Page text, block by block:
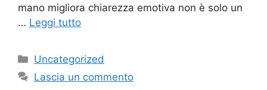
mano migliora chiarezza emotiva non è solo un
… Leggi tutto
Categorie
Uncategorized
Lascia un commento